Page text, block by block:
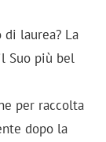
di laurea? La
Suo più bel
per raccolta
dopo la